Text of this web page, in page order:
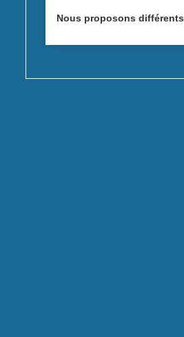
Nous proposons différents